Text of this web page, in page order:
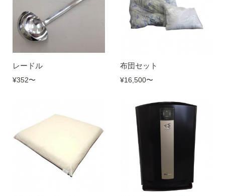
レードル
¥352〜
布団セット
¥16,500〜